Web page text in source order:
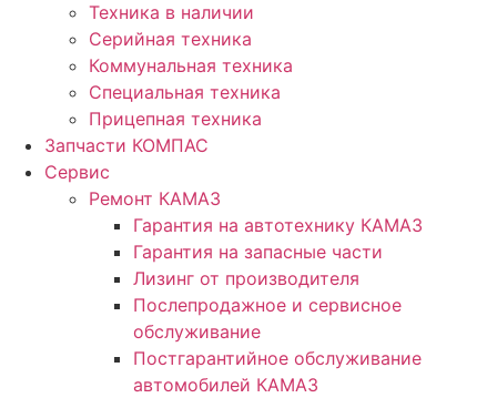
Техника в наличии
Серийная техника
Коммунальная техника
Специальная техника
Прицепная техника
Запчасти КОМПАС
Сервис
Ремонт КАМАЗ
Гарантия на автотехнику КАМАЗ
Гарантия на запасные части
Лизинг от производителя
Послепродажное и сервисное
обслуживание
Постгарантийное обслуживание
автомобилей КАМАЗ